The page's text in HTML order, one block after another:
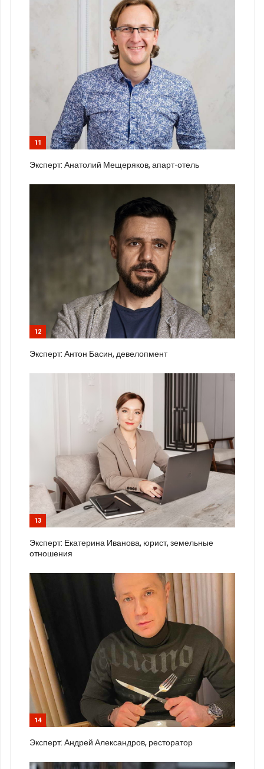
11
Эксперт: Анатолий Мещеряков, апарт-отель
12
Эксперт: Антон Басин, девелопмент
13
Эксперт: Екатерина Иванова, юрист, земельные
отношения
14
Эксперт: Андрей Александров, ресторатор